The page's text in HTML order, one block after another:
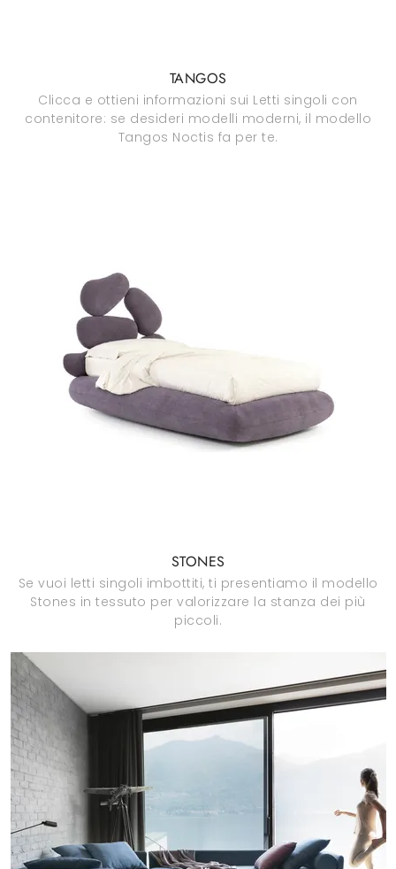
TANGOS
Clicca e ottieni informazioni sui Letti singoli con
contenitore: se desideri modelli moderni, il modello
Tangos Noctis fa per te.
STONES
Se vuoi letti singoli imbottiti, ti presentiamo il modello
Stones in tessuto per valorizzare la stanza dei più
piccoli.